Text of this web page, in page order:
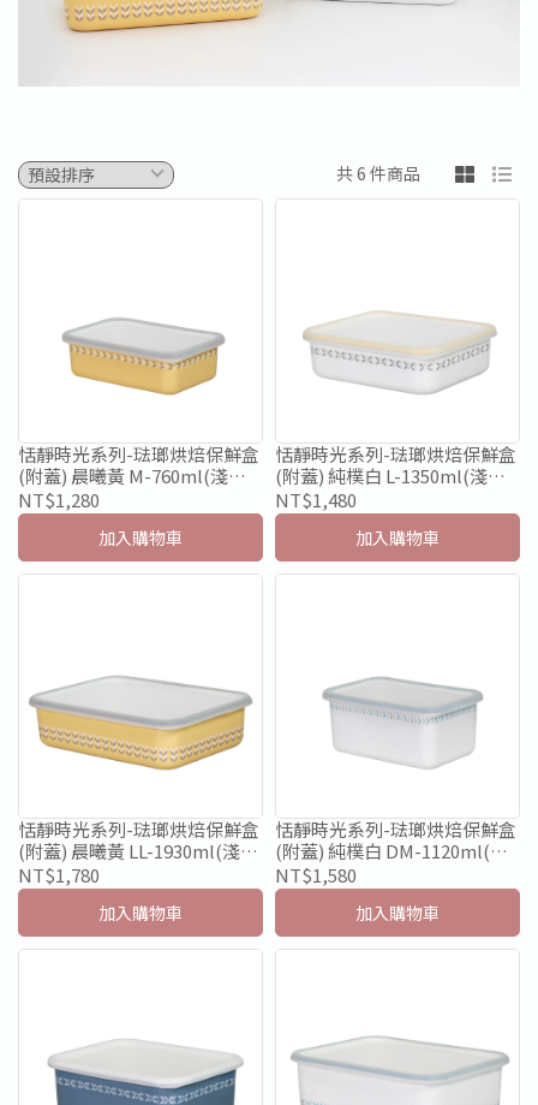
共 6 件商品
恬靜時光系列-琺瑯烘焙保鮮盒
(附蓋) 晨曦黃 M-760ml(淺型)
限量款
NT$1,280
加入購物車
恬靜時光系列-琺瑯烘焙保鮮盒
(附蓋) 純樸白 L-1350ml(淺型)
限量款
NT$1,480
加入購物車
恬靜時光系列-琺瑯烘焙保鮮盒
(附蓋) 晨曦黃 LL-1930ml(淺
型)限量款
NT$1,780
加入購物車
恬靜時光系列-琺瑯烘焙保鮮盒
(附蓋) 純樸白 DM-1120ml(深
型)限量款
NT$1,580
加入購物車